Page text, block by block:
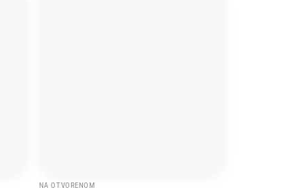
NA OTVORENOM